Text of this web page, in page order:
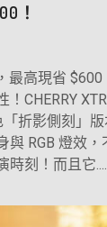
！
最高現省 $600
CHERRY
「折影側刻」
RGB 燈效，
時刻！而且它